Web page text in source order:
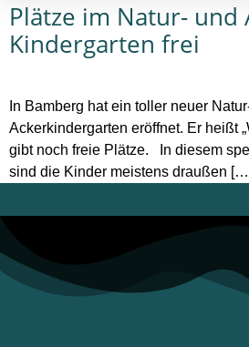
Plätze im Natur- und
Kindergarten frei
In Bamberg hat ein toller neuer
Ackerkindergarten eröffnet. Er heißt
gibt noch freie Plätze. In diesem
sind die Kinder meistens draußen